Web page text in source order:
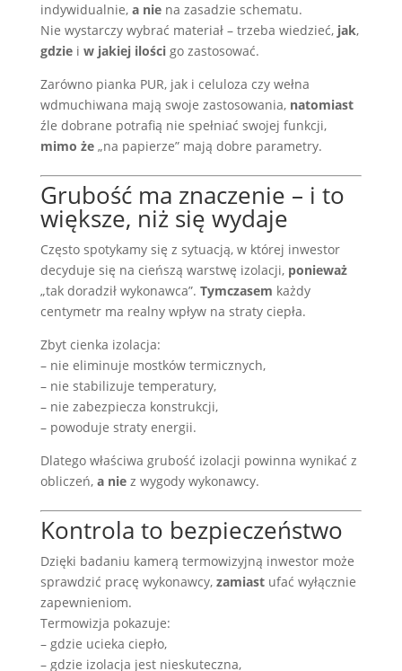
indywidualnie, a niena zasadzie schematu.
Nie wystarczy wybrać materiał – trzeba wiedzieć, jak,
gdziei w jakiej ilościgo zastosować.
Zarówno pianka PUR, jak i celuloza czy wełna
wdmuchiwana mają swoje zastosowania, natomiast
źle dobrane potrafią nie spełniać swojej funkcji,
mimo że„na papierze” mają dobre parametry.
Grubość ma znaczenie – i to
większe, niż się wydaje
Często spotykamy się z sytuacją, w której inwestor
decyduje się na cieńszą warstwę izolacji, ponieważ
„tak doradził wykonawca”. Tymczasem każdy
centymetr ma realny wpływ na straty ciepła.
Zbyt cienka izolacja:
– nie eliminuje mostków termicznych,
– nie stabilizuje temperatury,
– nie zabezpiecza konstrukcji,
– powoduje straty energii.
Dlatego właściwa grubość izolacji powinna wynikać z
obliczeń, a niez wygody wykonawcy.
Kontrola to bezpieczeństwo
Dzięki badaniu kamerą termowizyjną inwestor może
sprawdzić pracę wykonawcy, zamiastufać wyłącznie
zapewnieniom.
Termowizja pokazuje:
– gdzie ucieka ciepło,
– gdzie izolacja jest nieskuteczna,